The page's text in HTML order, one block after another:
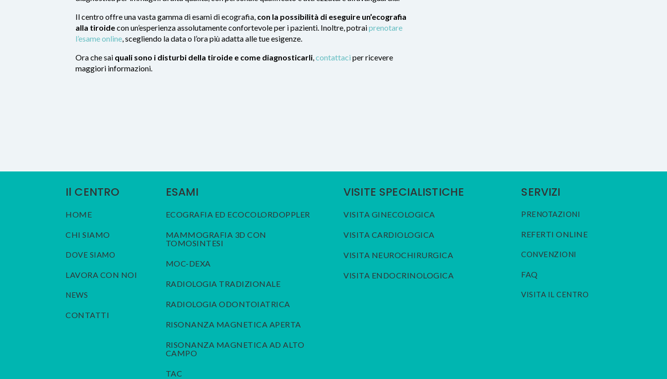
Il centro offre una vasta gamma di esami di ecografia, con la possibilità di eseguire un’ecografia
alla tiroidecon un’esperienza assolutamente confortevole per i pazienti. Inoltre, potraiprenotare
l’esame online , scegliendo la data o l’ora più adatta alle tue esigenze.
Ora che sai quali sono i disturbi della tiroide e come diagnosticarli contattaci per ricevere
maggiori informazioni.
Il CENTRO
HOME
CHI SIAMO
DOVE SIAMO
LAVORA CON NOI
NEWS
CONTATTI
ESAMI
ECOGRAFIA ED ECOCOLORDOPPLER
MAMMOGRAFIA 3D CON
TOMOSINTESI
MOC-DEXA
RADIOLOGIA TRADIZIONALE
RADIOLOGIA ODONTOIATRICA
RISONANZA MAGNETICA APERTA
RISONANZA MAGNETICA AD ALTO
CAMPO
TAC
VISITE SPECIALISTICHE
VISITA GINECOLOGICA
VISITA CARDIOLOGICA
VISITA NEUROCHIRURGICA
VISITA ENDOCRINOLOGICA
SERVIZI
PRENOTAZIONI
REFERTI ONLINE
CONVENZIONI
FAQ
VISITA IL CENTRO